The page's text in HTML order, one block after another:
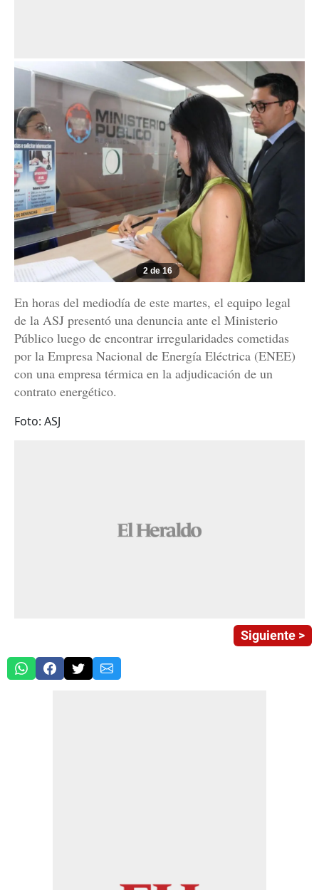
2 de 16
En horas del mediodía de este martes, el equipo legal
de la ASJ presentó una denuncia ante el Ministerio
Público luego de encontrar irregularidades cometidas
por la Empresa Nacional de Energía Eléctrica (ENEE)
con una empresa térmica en la adjudicación de un
contrato energético.
Foto: ASJ
Siguiente >